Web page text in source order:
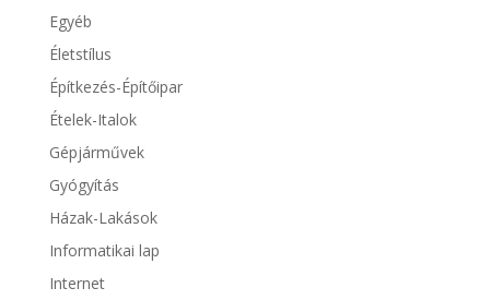
Egyéb
Életstílus
Építkezés-Építőipar
Ételek-Italok
Gépjárművek
Gyógyítás
Házak-Lakások
Informatikai lap
Internet